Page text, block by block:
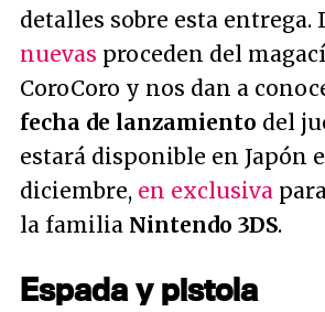
detalles sobre esta entrega.
nuevas proceden del
CoroCoro y nos dan a
fecha de lanzamiento del
estará disponible en Japón
diciembre, en exclusiva
la familia Nintendo 3DS.
Espada y pistola